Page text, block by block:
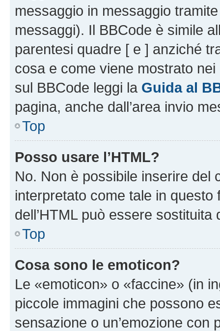
messaggio in messaggio
messaggi). Il BBCode è simile
parentesi quadre [ e ] anziché
cosa e come viene mostrato
sul BBCode leggi la Guida al
pagina, anche dall’area invio
Top
Posso usare l’HTML?
No. Non è possibile inserire del
interpretato come tale in
dell’HTML può essere sostituita
Top
Cosa sono le emoticon?
Le «emoticon» o «faccine» (in
piccole immagini che possono
sensazione o un’emozione